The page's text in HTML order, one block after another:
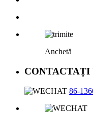
Anchetă
CONTACTAȚI
86-